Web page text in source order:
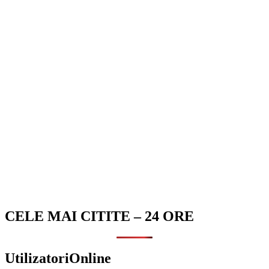
CELE MAI CITITE – 24 ORE
UtilizatoriOnline